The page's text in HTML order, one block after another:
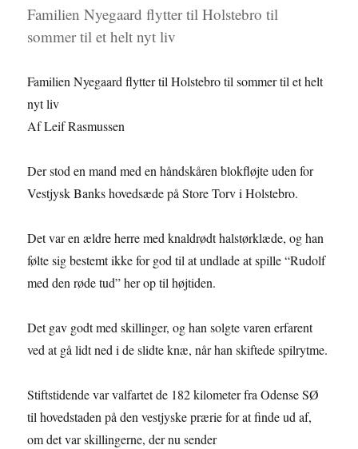
Familien Nyegaard flytter til Holstebro til
sommer til et helt nyt liv
Familien Nyegaard flytter til Holstebro til sommer til et helt
nyt liv
Af Leif Rasmussen
Der stod en mand med en håndskåren blokfløjte uden for
Vestjysk Banks hovedsæde på Store Torv i Holstebro.
Det var en ældre herre med knaldrødt halstørklæde, og han
følte sig bestemt ikke for god til at undlade at spille “Rudolf
med den røde tud” her op til højtiden.
Det gav godt med skillinger, og han solgte varen erfarent
ved at gå lidt ned i de slidte knæ, når han skiftede spilrytme.
Stiftstidende var valfartet de 182 kilometer fra Odense SØ
til hovedstaden på den vestjyske prærie for at finde ud af,
om det var skillingerne, der nu sender